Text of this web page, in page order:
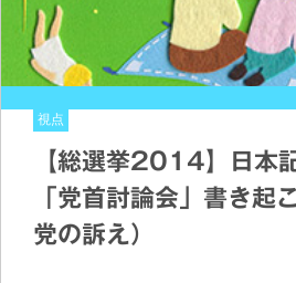
視点
【総選挙2014】日本
「党首討論会」書き起
党の訴え）